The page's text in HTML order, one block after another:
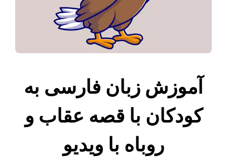
آموزش زبان فارسی به
کودکان با قصه عقاب و
روباه با ویدیو